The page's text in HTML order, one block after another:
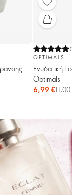
(
OPTIMALS
Ενυδατική
Optimals
6,99 €